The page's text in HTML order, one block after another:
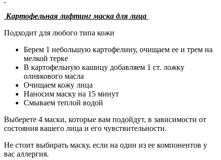
Картофельная лифтинг маска для лица
Подходит для любого типа кожи
Берем 1 небольшую картофелину, очищаем ее и трем на
мелкой терке
В картофельную кашицу добавляем 1 ст. ложку
оливкового масла
Очищаем кожу лица
Наносим маску на 15 минут
Смываем теплой водой
Выберете 4 маски, которые вам подойдут, в зависимости от
состояния вашего лица и его чувствительности.
Не стоит выбирать маску, если на один из ее компонентов у
вас аллергия.